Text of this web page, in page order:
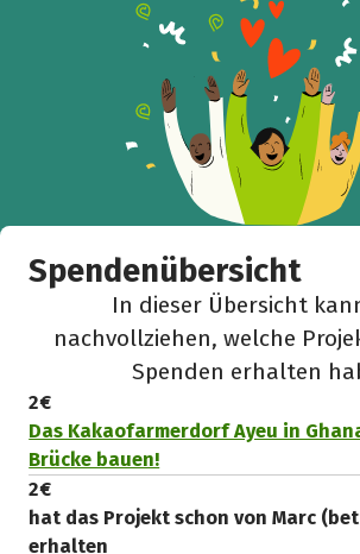
Spendenübersicht
In dieser Übersicht
nachvollziehen, welche
Spenden erhalten
2 €
Das Kakaofarmerdorf Ayeu in
Brücke bauen!
2 €
hat das Projekt schon von Marc
erhalten